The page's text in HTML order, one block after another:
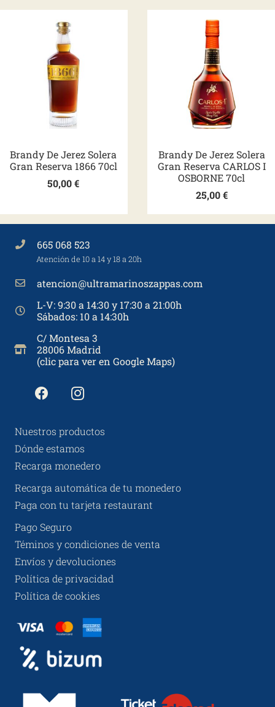
Brandy De Jerez Solera
Gran Reserva 1866 70cl
50,00€
Brandy De Jerez Solera
Gran Reserva CARLOS I
OSBORNE 70cl
25,00€
665 068 523
Atención de 10 a 14 y 18 a 20h
atencion@ultramarinoszappas.com
L-V: 9:30 a 14:30 y 17:30 a 21:00h
Sábados: 10 a 14:30h
C/ Montesa 3
28006 Madrid
(clic para ver en Google Maps)
Nuestros productos
Dónde estamos
Recarga monedero
Recarga automática de tu monedero
Paga con tu tarjeta restaurant
Pago Seguro
Téminos y condiciones de venta
Envíos y devoluciones
Política de privacidad
Política de cookies